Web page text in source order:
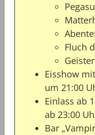
Fluch
Eisshow
um 21:00
Einlass ab
ab 23:00
Bar